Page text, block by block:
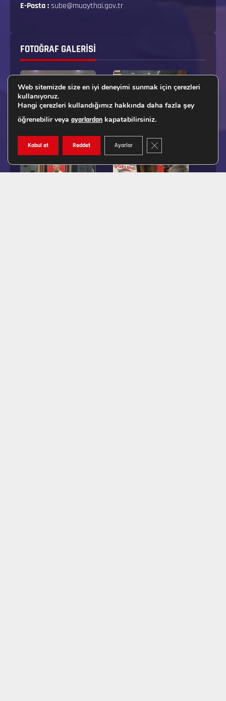
E-Posta :sube@muaythai.gov.tr
FOTOĞRAF GALERISI
Web sitemizde size en iyi deneyimi sunmak için çerezleri
kullanıyoruz.
Hangi çerezleri kullandığımız hakkında daha fazla şey
öğrenebilir veya ayarlardan kapatabilirsiniz.
Kabul et Reddet Ayarlar GDPR ÇEREZ ŞERIDINI